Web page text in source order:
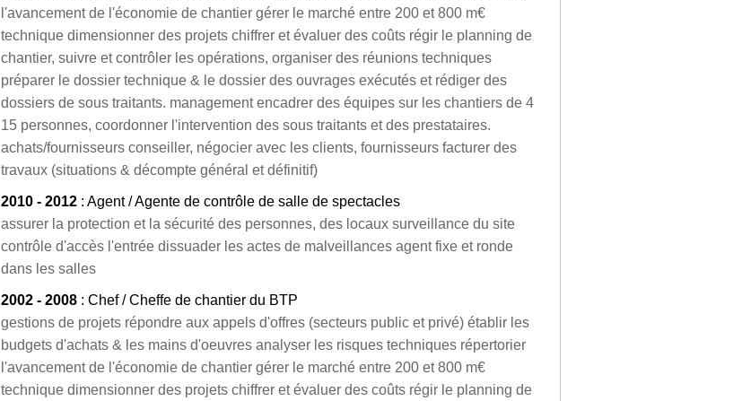
l'avancement de l'économie de chantier gérer le marché entre 200 et 800 m€
technique dimensionner des projets chiffrer et évaluer des coûts régir le planning de
chantier, suivre et contrôler les opérations, organiser des réunions techniques
préparer le dossier technique & le dossier des ouvrages exécutés et rédiger des
dossiers de sous traitants. management encadrer des équipes sur les chantiers de 4
15 personnes, coordonner l'intervention des sous traitants et des prestataires.
achats/fournisseurs conseiller, négocier avec les clients, fournisseurs facturer des
travaux (situations & décompte général et définitif)
2010 - 2012 : Agent / Agente de contrôle de salle de spectacles
assurer la protection et la sécurité des personnes, des locaux surveillance du site
contrôle d'accès l'entrée dissuader les actes de malveillances agent fixe et ronde
dans les salles
2002 - 2008 : Chef / Cheffe de chantier du BTP
gestions de projets répondre aux appels d'offres (secteurs public et privé) établir les
budgets d'achats & les mains d'oeuvres analyser les risques techniques répertorier
l'avancement de l'économie de chantier gérer le marché entre 200 et 800 m€
technique dimensionner des projets chiffrer et évaluer des coûts régir le planning de